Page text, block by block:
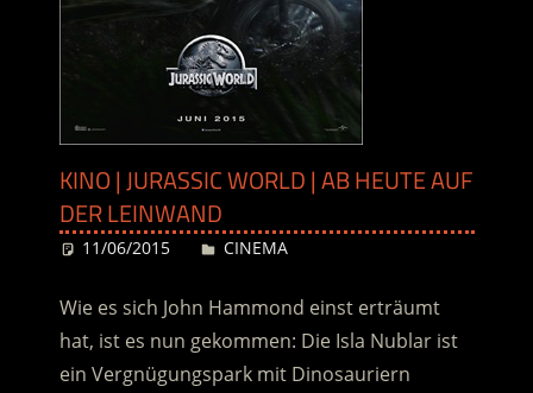
KINO | JURASSIC WORLD | AB HEUTE AUF
DER LEINWAND
11/06/2015 Desiree
CINEMA
Wie es sich John Hammond einst erträumt
hat, ist es nun gekommen: Die Isla Nublar ist
ein Vergnügungspark mit Dinosauriern